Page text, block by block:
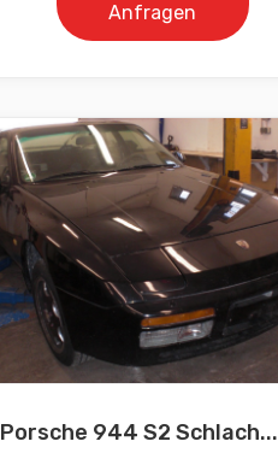
Anfragen
Porsche 944 S2 Schlach...